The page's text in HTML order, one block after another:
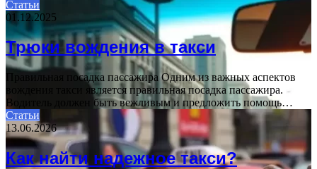
Статьи
01.12.2025
Трюки вождения в такси
Правильная посадка пассажира Одним из важных аспектов
вождения такси является правильная посадка пассажира.
Водитель должен быть вежливым и предложить помощь…
Статьи
13.06.2026
Как найти надежное такси?